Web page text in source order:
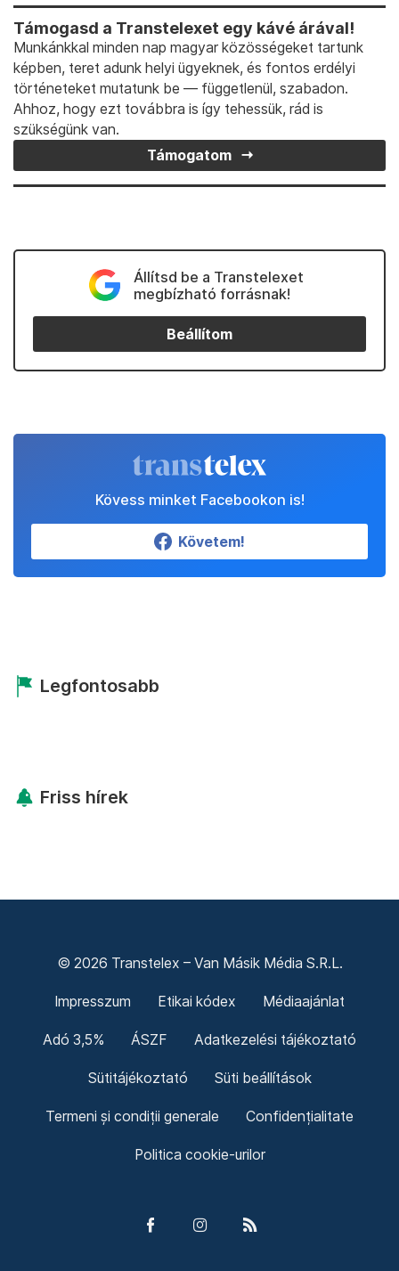
meg.
Márpedig Oroszország, amely már csak az
amerikaiakéval számszerűen összemérhető
atomarzenáljával tart fenn valamit egykori szovjet
szuperhatalmi státuszából, nem rendelkezik elég
erővel ahhoz, hogy maga határozza meg
érdekszférájának kiterjedését. A szűkülő határok
legújabb vonalát épp Trump húzta meg Hamenei
Támogasd a Transtelexet egy kávé árával!
Munkánkkal minden nap magyar közösségeket tartunk
képben, teret adunk helyi ügyeknek, és fontos erdélyi
történeteket mutatunk be — függetlenül, szabadon.
Ahhoz, hogy ezt továbbra is így tehessük, rád is
Állítsd be a Transtelexet
megbízható forrásnak!
Beállítom
Friss hírek